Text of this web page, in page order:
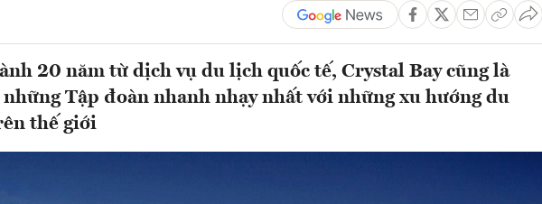
20 năm từ dịch vụ du lịch quốc tế, Crystal Bay cũng là
Tập đoàn nhanh nhạy nhất với những xu hướng du
thế giới